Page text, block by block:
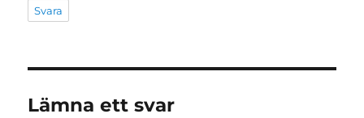
Svara
Lämna ett svar